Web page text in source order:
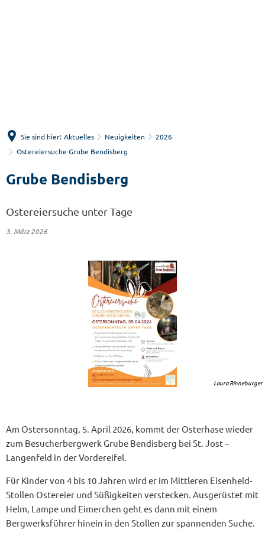
Sie sind hier: Aktuelles Neuigkeiten
2026
Ostereiersuche Grube Bendisberg
Grube Bendisberg
Ostereiersuche unter Tage
3. März 2026
Laura Rinneburger
Am Ostersonntag, 5. April 2026, kommt der Osterhase wieder
zum Besucherbergwerk Grube Bendisberg bei St. Jost –
Langenfeld in der Vordereifel.
Für Kinder von 4 bis 10 Jahren wird er im Mittleren Eisenheld-
Stollen Ostereier und Süßigkeiten verstecken. Ausgerüstet mit
Helm, Lampe und Eimerchen geht es dann mit einem
Bergwerksführer hinein in den Stollen zur spannenden Suche.